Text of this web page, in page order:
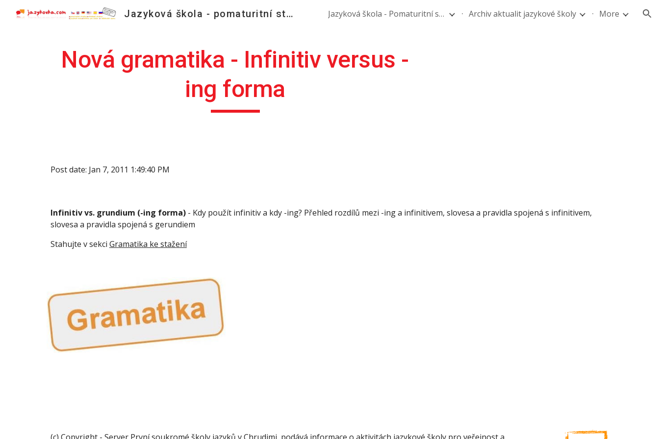
Skip to main content Skip to navigation
Jazyková škola - pomaturitní studium angličtiny Jazyková škola - Pomaturitní studium angličtiny a němčiny Archiv aktualit jazykové školy More
Nová gramatika - Infinitiv versus -
ing forma
Post date: Jan 7, 2011 1:49:40 PM
Infinitiv vs. grundium (-ing forma) - Kdy použít infinitiv a kdy -ing? Přehled rozdílů mezi -ing a infinitivem, slovesa a pravidla spojená s infinitivem,
slovesa a pravidla spojená s gerundiem
Stahujte v sekci Gramatika ke stažení